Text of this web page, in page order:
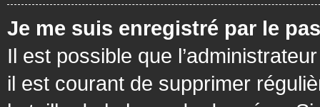
Je me suis enregistré par le
Il est possible que
il est courant de supprimer